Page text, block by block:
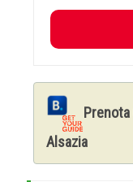
una
Svizzera.
Alsazia